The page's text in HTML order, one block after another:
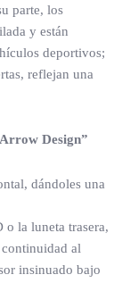
parte, los
y están
deportivos;
reflejan una
Design”
dándoles una
la luneta trasera,
al
insinuado bajo